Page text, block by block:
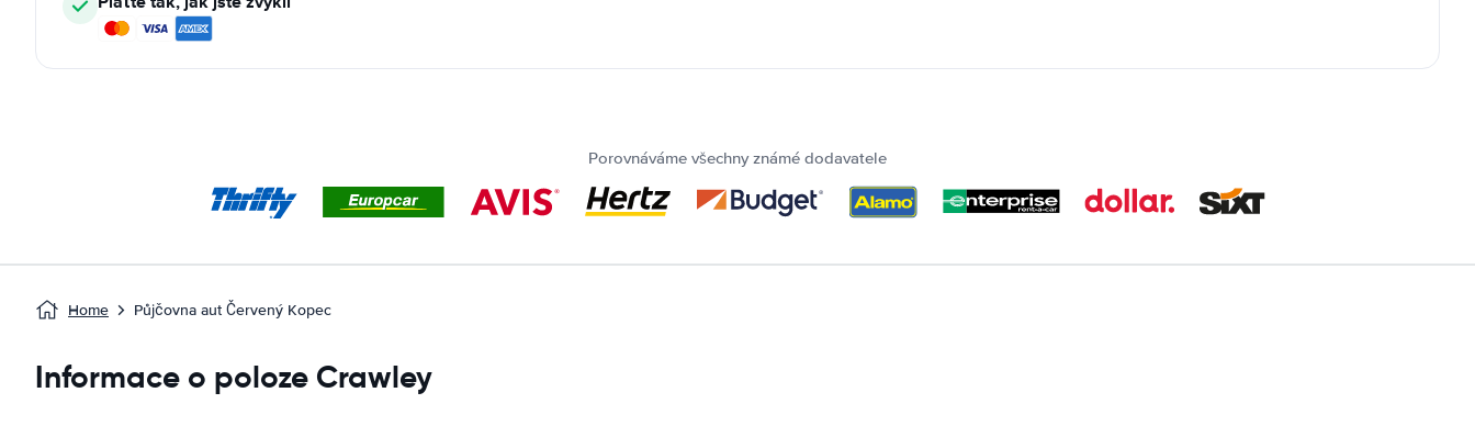
Porovnáváme všechny známé dodavatele
Home Půjčovna aut Červený Kopec
Informace o poloze Crawley